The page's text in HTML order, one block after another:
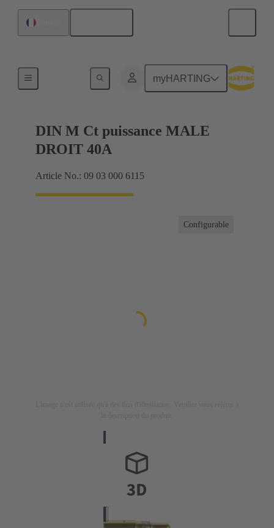
myHARTING
DIN M Ct puissance MALE
DROIT 40A
Article No.: 09 03 000 6115
Configurable